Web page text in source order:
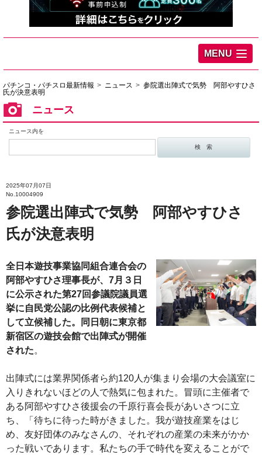
MENU
パチンコ・パチスロ最新情報 ニュース
参院選出陣式で気勢 阿部やすひさ
氏が決意表明
ニュース
ニュース内を
2025年07月07日
No.10004909
参院選出陣式で気勢 阿部やすひさ
氏が決意表明
全日本遊技事業協同組合連合会の
阿部やすひさ理事長が、7月３日
に公示された第27回参議院議員選
挙に自民党公認の比例代表候補と
して立候補した。同日朝に東京都
新宿区の遊技会館で出陣式が開催
された。
出陣式には業界関係者ら約120人が集まり会場の大会議室に
入りきれないほどの人で熱気に包まれた。冒頭に主催者で
ある阿部やすひさ後援会の千原行喜会長があいさつに立
ち、「待ちに待った時がきました。我が遊技産業をはじ
め、友好団体のみなさんの、それぞれの産業の未来がかか
った戦いであります。私たちの手で時代を変えることがで